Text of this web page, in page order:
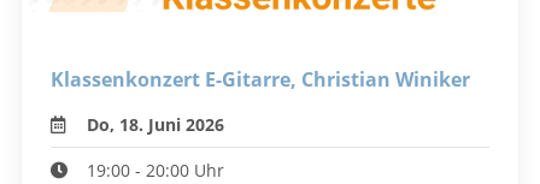
Klassenkonzert E-Gitarre, Christian Winiker
Do, 18. Juni 2026
19:00 - 20:00 Uhr